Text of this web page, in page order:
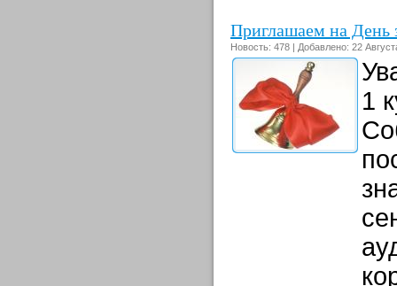
Приглашаем на День
Новость: 478 | Добавлено: 22
1